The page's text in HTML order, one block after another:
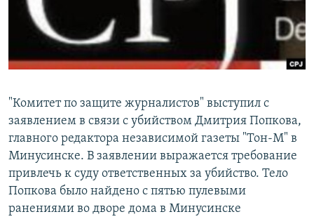
"Комитет по защите журналистов" выступил с
заявлением в связи с убийством Дмитрия Попкова,
главного редактора независимой газеты "Тон-М" в
Минусинске. В заявлении выражается требование
привлечь к суду ответственных за убийство. Тело
Попкова было найдено с пятью пулевыми
ранениями во дворе дома в Минусинске